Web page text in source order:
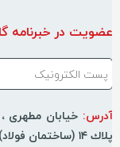
در خبرنامه
خیابان مطهری ،
(ساختمان فولاد)، طبقه سوم